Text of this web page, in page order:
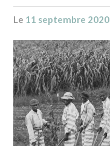
le 11 septembre 2020